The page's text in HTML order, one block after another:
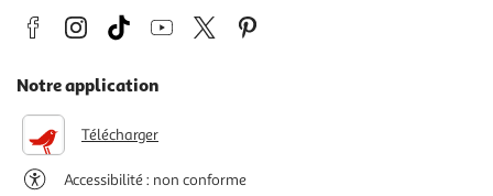
Notre application
Télécharger
Accessibilité : non conforme